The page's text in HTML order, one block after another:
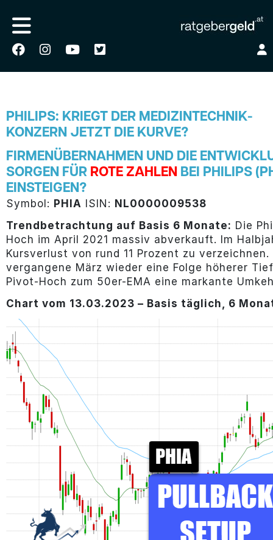
PHILIPS: KRIEGT DER MEDIZINTECHNIK-
KONZERN JETZT DIE KURVE?
FIRMENÜBERNAHMEN UND DIE
SORGEN FÜR ROTE ZAHLENBEI PHILIPS
EINSTEIGEN?
Symbol: PHIA ISIN: NL0000009538
Trendbetrachtung auf Basis 6 Monate: Die
Hoch im April 2021 massiv abverkauft. Im
Kursverlust von rund 11 Prozent zu
vergangene März wieder eine Folge höherer
Pivot-Hoch zum 50er-EMA eine markante
Chart vom 13.03.2023 – Basis täglich, 6